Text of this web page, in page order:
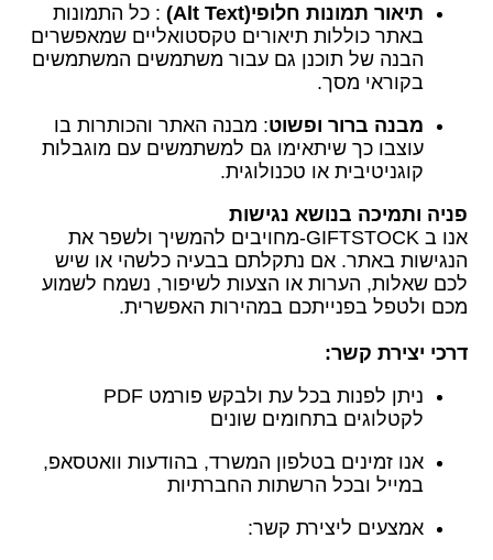
תיאור תמונות חלופי(Alt Text) : כל התמונות
באתר כוללות תיאורים טקסטואליים שמאפשרים
הבנה של תוכנן גם עבור משתמשים המשתמשים
בקוראי מסך.
מבנה ברור ופשוט: מבנה האתר והכותרות בו
עוצבו כך שיתאימו גם למשתמשים עם מוגבלות
קוגניטיבית או טכנולוגית.
פניה ותמיכה בנושא נגישות
אנו ב -GIFTSTOCKמחויבים להמשיך ולשפר את
הנגישות באתר. אם נתקלתם בבעיה כלשהי או שיש
לכם שאלות, הערות או הצעות לשיפור, נשמח לשמוע
מכם ולטפל בפנייתכם במהירות האפשרית.
דרכי יצירת קשר:
ניתן לפנות בכל עת ולבקש פורמטPDF
לקטלוגים בתחומים שונים
אנו זמינים בטלפון המשרד, בהודעות וואטסאפ,
במייל ובכל הרשתות החברתיות
אמצעים ליצירת קשר: